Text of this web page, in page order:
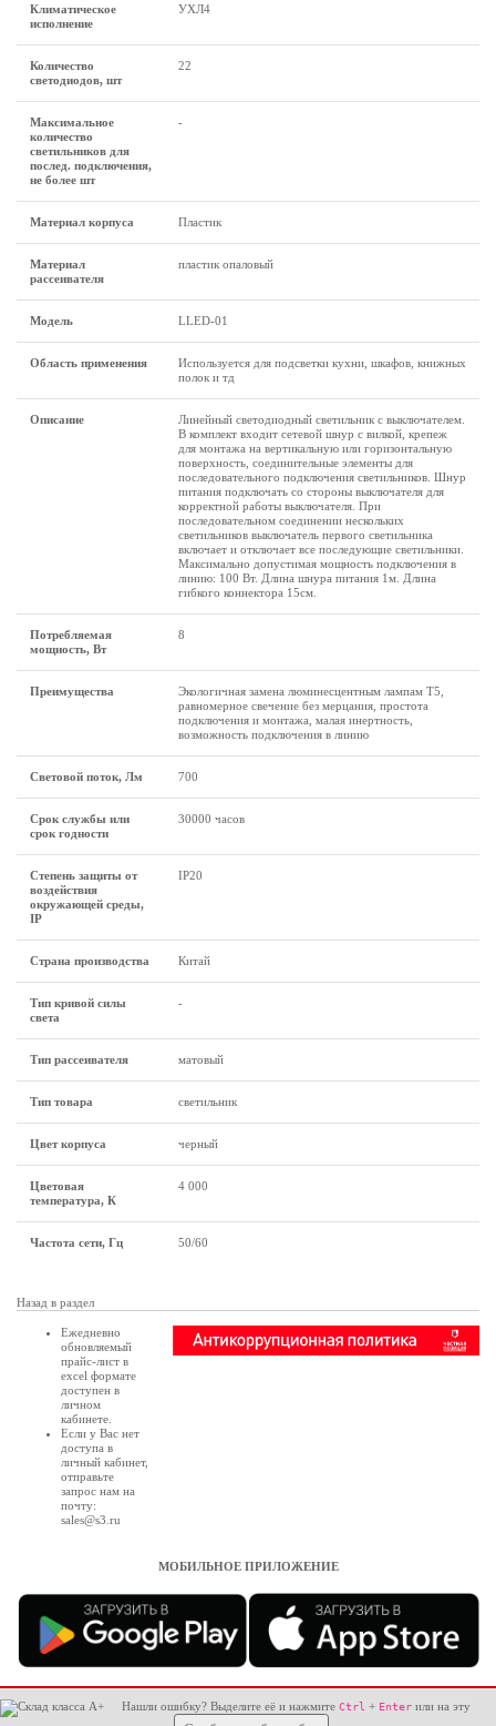
Климатическое
исполнение
УХЛ4
Количество
светодиодов, шт
22
Максимальное
количество
светильников для
послед. подключения,
не более шт
-
Материал корпуса Пластик
Материал
рассеивателя
пластик опаловый
Модель LLED-01
Область применения
Используется для подсветки кухни, шкафов, книжных
полок и тд
Описание
Линейный светодиодный светильник с выключателем.
В комплект входит сетевой шнур с вилкой, крепеж
для монтажа на вертикальную или горизонтальную
поверхность, соединительные элементы для
последовательного подключения светильников. Шнур
питания подключать со стороны выключателя для
корректной работы выключателя. При
последовательном соединении нескольких
светильников выключатель первого светильника
включает и отключает все последующие светильники.
Максимально допустимая мощность подключения в
линию: 100 Вт. Длина шнура питания 1м. Длина
гибкого коннектора 15см.
Потребляемая
мощность, Вт
8
Преимущества
Экологичная замена люминесцентным лампам Т5,
равномерное свечение без мерцания, простота
подключения и монтажа, малая инертность,
возможность подключения в линию
Световой поток, Лм 700
Срок службы или
срок годности
30000 часов
Степень защиты от
воздействия
окружающей среды,
IP
IP20
Страна производства Китай
Тип кривой силы
света
-
Тип рассеивателя матовый
Тип товара светильник
Цвет корпуса черный
Цветовая
температура, К
4 000
Частота сети, Гц 50/60
Назад в раздел
Ежедневно
обновляемый
прайс-лист в
excel формате
доступен в
личном
кабинете
Если у Вас нет
доступа в
личный кабинет,
отправьте
запрос нам на
почту:
sales@s3.ru
МОБИЛЬНОЕ ПРИЛОЖЕНИЕ
Нашли ошибку? Выделите её и нажмите Ctrl + Enter или на эту